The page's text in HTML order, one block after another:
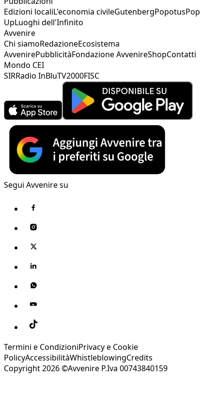
Edizioni localiL'economia civileGutenbergPopotusPop
UpLuoghi dell'Infinito
Avvenire
Chi siamoRedazioneEcosistema
AvvenirePubblicitàFondazione AvvenireShopContatti
Mondo CEI
SIRRadio InBluTV2000FISC
Segui Avvenire su
Termini e CondizioniPrivacy e Cookie
PolicyAccessibilitàWhistleblowingCredits
Copyright 2026 ©Avvenire P.Iva 00743840159